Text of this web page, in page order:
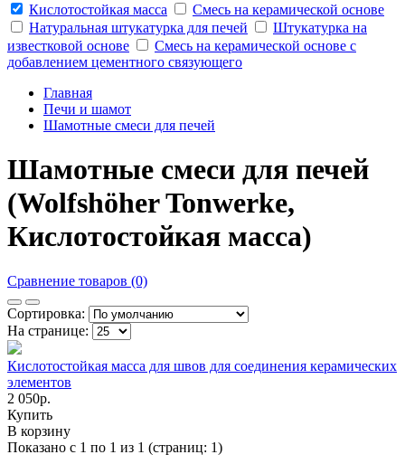
Кислотостойкая масса
Смесь на керамической основе
Натуральная штукатурка для печей
Штукатурка на
известковой основе
Смесь на керамической основе с
добавлением цементного связующего
Главная
Печи и шамот
Шамотные смеси для печей
Шамотные смеси для печей
(Wolfshöher Tonwerke,
Кислотостойкая масса)
Сравнение товаров (0)
Сортировка:
На странице:
Кислотостойкая масса для швов для соединения керамических
элементов
2 050р.
Купить
В корзину
Показано с 1 по 1 из 1 (страниц: 1)